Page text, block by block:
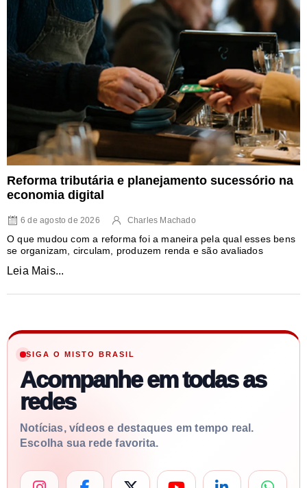
Reforma tributária e planejamento sucessório na
economia digital
6 de agosto de 2026 Charles Machado
O que mudou com a reforma foi a maneira pela qual esses bens
se organizam, circulam, produzem renda e são avaliados
Leia Mais...
SIGA O MISTO BRASIL
Acompanhe em todas as
redes
Notícias, vídeos e destaques em tempo real.
Escolha sua rede favorita.